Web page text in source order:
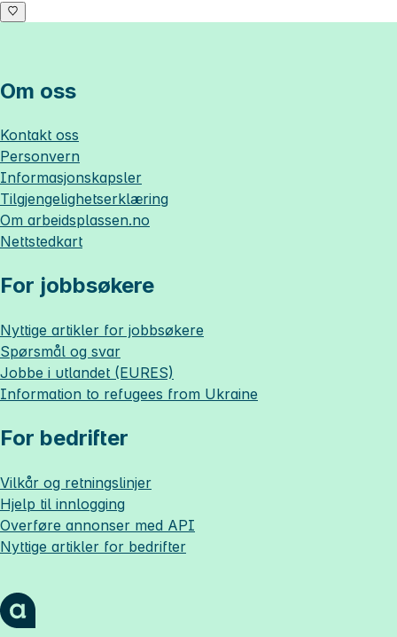
Om oss
Kontakt oss
Personvern
Informasjonskapsler
Tilgjengelighetserklæring
Om arbeidsplassen.no
Nettstedkart
For jobbsøkere
Nyttige artikler for jobbsøkere
Spørsmål og svar
Jobbe i utlandet (EURES)
Information to refugees from Ukraine
For bedrifter
Vilkår og retningslinjer
Hjelp til innlogging
Overføre annonser med API
Nyttige artikler for bedrifter